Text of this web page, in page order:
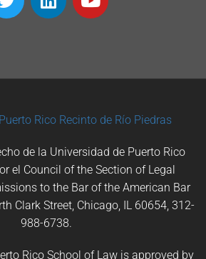
Rico Recinto de Río Piedras
de la Universidad de Puerto Rico
el Council of the Section of Legal
to the Bar of the American Bar
Clark Street, Chicago, IL 60654, 312-
988-6738.
Rico School of Law is approved by